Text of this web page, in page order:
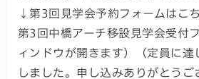
↓第3回見学会予約フォームはこ
第3回中橋アーチ移設見学会受付
ィンドウが開きます）（定員に達
しました。申し込みありがとうご